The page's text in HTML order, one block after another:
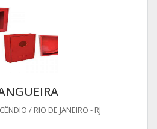
/ RIO DE JANEIRO - RJ